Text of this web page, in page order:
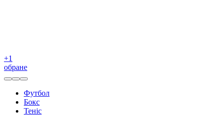
+1
обране
Футбол
Бокс
Теніс